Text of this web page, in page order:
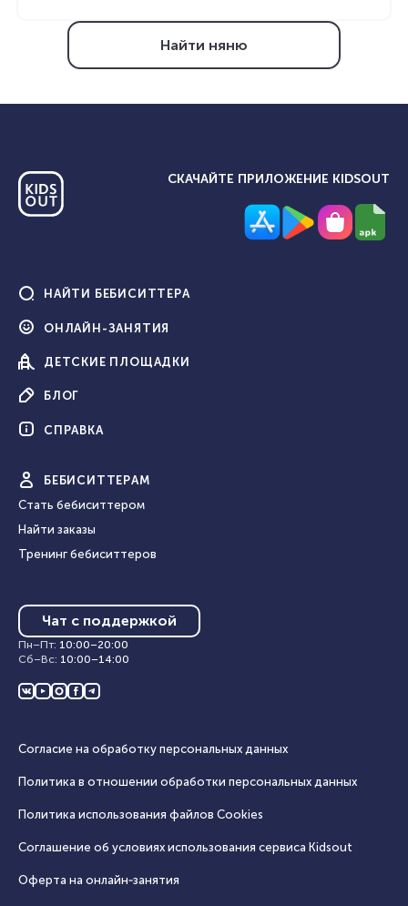
Найти няню
СКАЧАЙТЕ ПРИЛОЖЕНИЕ KIDSOUT
НАЙТИ БЕБИСИТТЕРА
ОНЛАЙН-ЗАНЯТИЯ
ДЕТСКИЕ ПЛОЩАДКИ
БЛОГ
СПРАВКА
БЕБИ СИТТЕРАМ
Стать бебиситтером
Найти заказы
Тренинг бебиситтеров
Чат с поддержкой
Пн–Пт: 10:00–20:00
Сб–Вс: 10:00–14:00
Согласие на обработку персональных данных
Политика в отношении обработки персональных данных
Политика использования файлов Cookies
Соглашение об условиях использования сервиса Кidsout
Оферта на онлайн‑занятия